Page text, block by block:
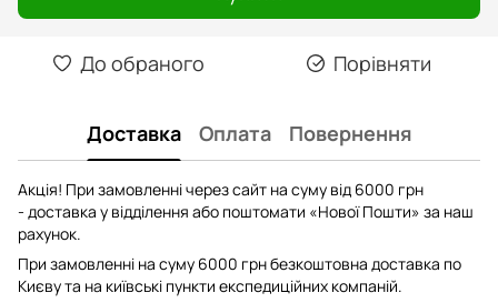
До обраного Порівняти
Доставка Оплата Повернення
Акція! При замовленні через сайт на суму від 6000 грн
- доставка у відділення або поштомати «Нової Пошти» за наш
рахунок.
При замовленні на суму 6000 грн безкоштовна доставка по
Києву та на київські пункти експедиційних компаній.